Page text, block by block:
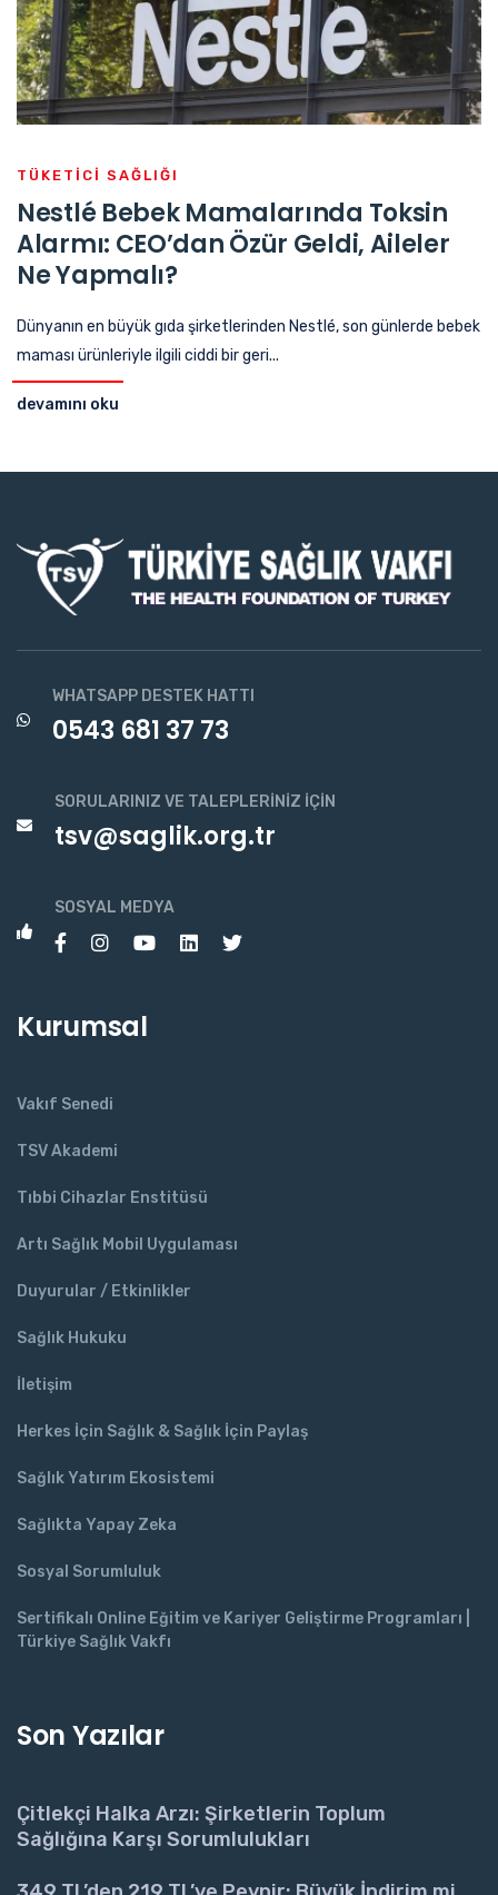
TÜKETICI SAĞLIĞI
Nestlé Bebek Mamalarında Toksin
Alarmı: CEO’dan Özür Geldi, Aileler
Ne Yapmalı?
Dünyanın en büyük gıda şirketlerinden Nestlé, son günlerde bebek
maması ürünleriyle ilgili ciddi bir geri...
devamını oku
WHATSAPP DESTEK HATTI
0543 681 37 73
SORULARINIZ VE TALEPLERINIZ İÇIN
tsv@saglik.org.tr
SOSYAL MEDYA
Kurumsal
Vakıf Senedi
TSV Akademi
Tıbbi Cihazlar Enstitüsü
Artı Sağlık Mobil Uygulaması
Duyurular / Etkinlikler
Sağlık Hukuku
İletişim
Herkes İçin Sağlık & Sağlık İçin Paylaş
Sağlık Yatırım Ekosistemi
Sağlıkta Yapay Zeka
Sosyal Sorumluluk
Sertifikalı Online Eğitim ve Kariyer Geliştirme Programları |
Türkiye Sağlık Vakfı
Son Yazılar
Çitlekçi Halka Arzı: Şirketlerin Toplum
Sağlığına Karşı Sorumlulukları